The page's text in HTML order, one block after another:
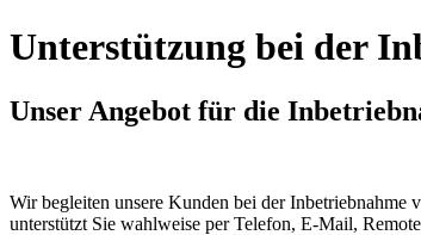
Unterstützung bei der
Unser Angebot für die
Wir begleiten unsere Kunden bei der
unterstützt Sie wahlweise per Telefon, E-Mail,